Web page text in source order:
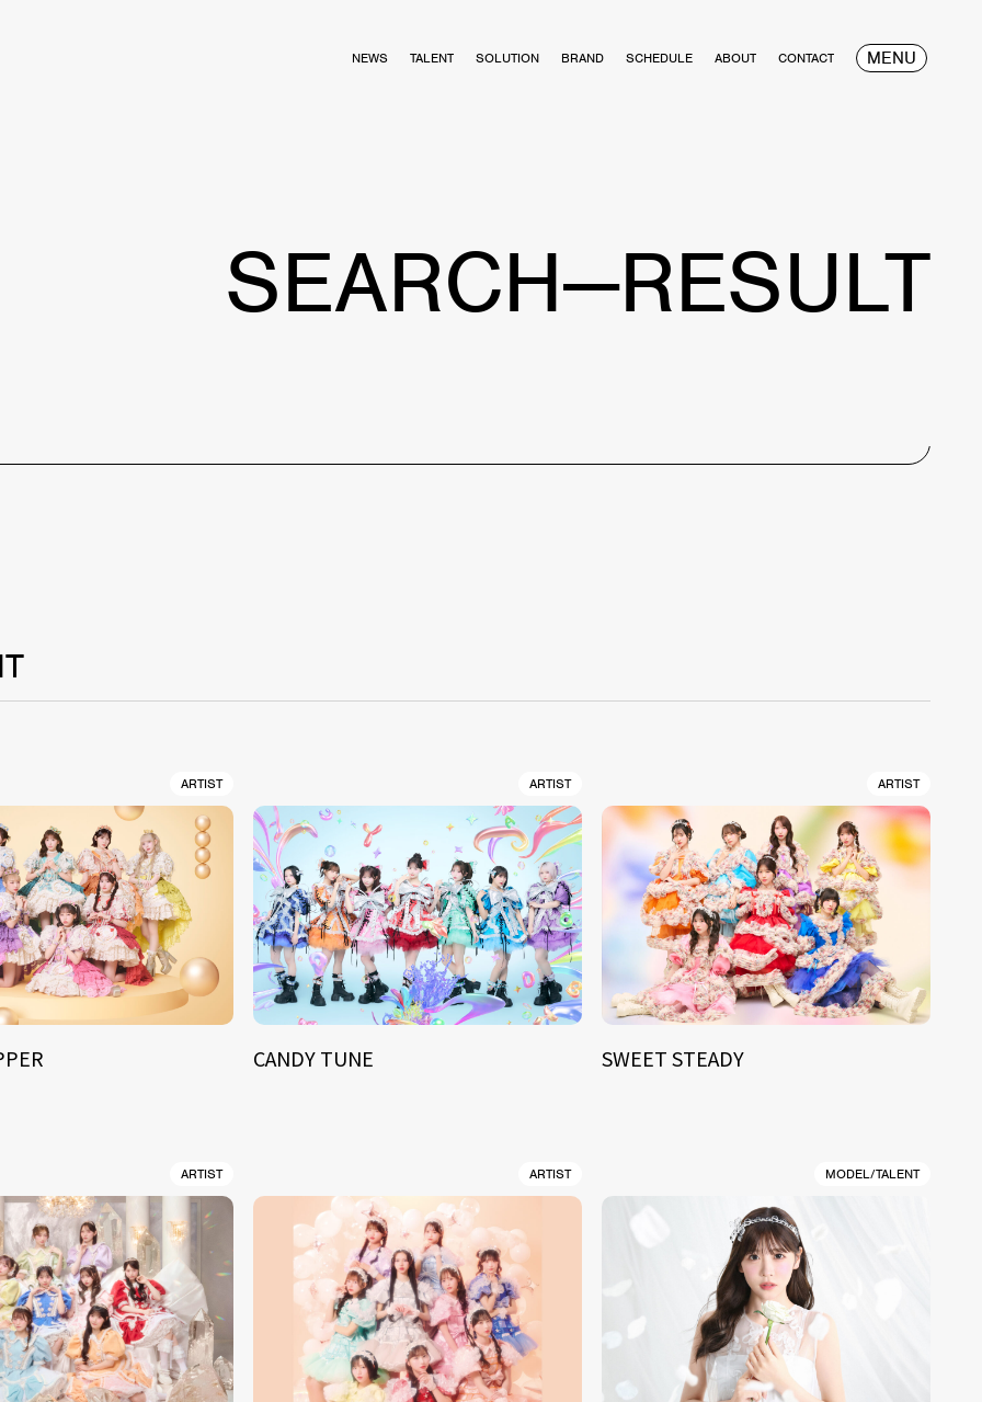
NEWS TALENT SOLUTION BRAND SCHEDULE ABOUT CONTACT MENU
SEARCH—RESULT
ARTIST ARTIST
CANDY TUNE
ARTIST
SWEET STEADY
ARTIST ARTIST MODEL/TALENT